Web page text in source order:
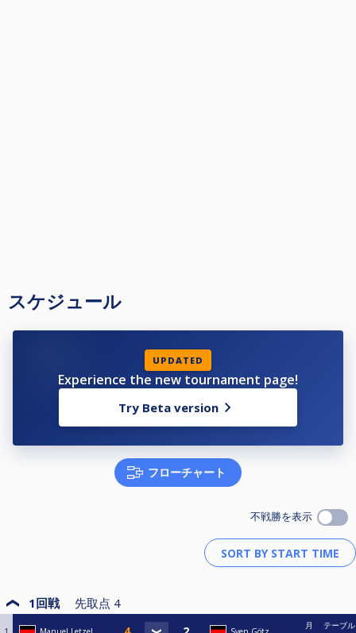
スケジュール
UPDATED
Experience the new tournament page!
Try Beta version
フローチャート
不戦勝を表示
1回戦 先取点 4
月
テーブル